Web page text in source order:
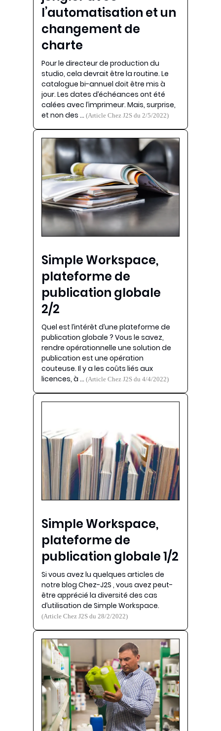
l’automatisation et un
changement de
charte
Pour le directeur de production du
studio, cela devrait être la routine. Le
catalogue bi-annuel doit être mis à
jour. Les dates d’échéances ont été
calées avec l’imprimeur. Mais, surprise,
et non des …(Article Chez J2S du 2/5/2022)
Simple Workspace,
plateforme de
publication globale
2/2
Quel est l’intérêt d’une plateforme de
publication globale ? Vous le savez,
rendre opérationnelle une solution de
publication est une opération
couteuse. Il y a les coûts liés aux
licences, à …(Article Chez J2S du 4/4/2022)
Simple Workspace,
plateforme de
publication globale 1/2
Si vous avez lu quelques articles de
notre blog Chez-J2S , vous avez peut-
être apprécié la diversité des cas
d’utilisation de Simple Workspace.
(Article Chez J2S du 28/2/2022)